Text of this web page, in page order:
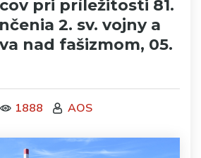
pri príležitosti 81.
2. sv. vojny a
nad fašizmom, 05.
1888 AOS